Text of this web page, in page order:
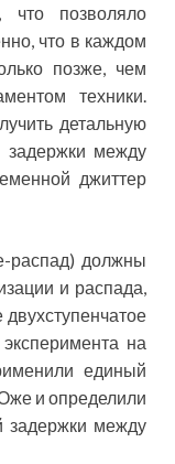
что позволяло
что в каждом
позже, чем
техники.
детальную
задержки между
джиттер
распад) должны
и распада,
на
единый
и определили
задержки между